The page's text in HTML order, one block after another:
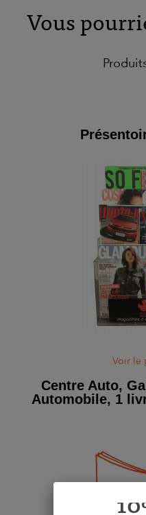
Vous
Voir le
Centre Auto,
Automobile, 1